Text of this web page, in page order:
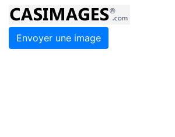
Envoyer une image